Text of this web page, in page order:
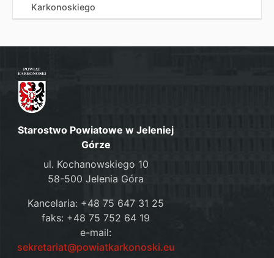
Karkonoskiego
Starostwo Powiatowe w Jeleniej
Górze
ul. Kochanowskiego 10
58-500 Jelenia Góra
Kancelaria: +48 75 647 31 25
faks: +48 75 752 64 19
e-mail:
sekretariat@powiatkarkonoski.eu